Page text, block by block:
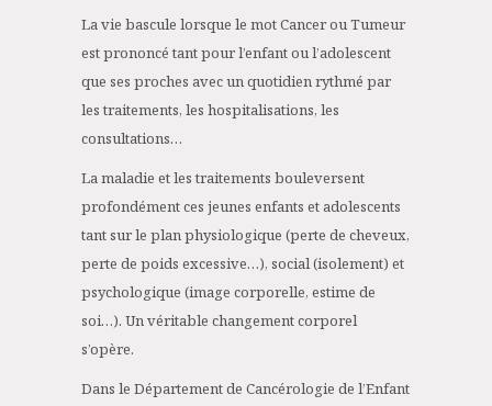
La vie bascule lorsque le mot Cancer ou Tumeur
est prononcé tant pour l’enfant ou l’adolescent
que ses proches avec un quotidien rythmé par
les traitements, les hospitalisations, les
consultations…
La maladie et les traitements bouleversent
profondément ces jeunes enfants et adolescents
tant sur le plan physiologique (perte de cheveux,
perte de poids excessive…), social (isolement) et
psychologique (image corporelle, estime de
soi…). Un véritable changement corporel
s’opère.
Dans le Département de Cancérologie de l’Enfant